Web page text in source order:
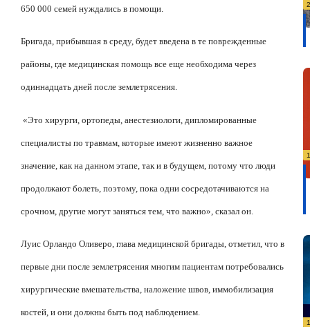
650 000 семей нуждались в помощи.
Бригада, прибывшая в среду, будет введена в те поврежденные
районы, где медицинская помощь все еще необходима через
одиннадцать дней после землетрясения.
«Это хирурги, ортопеды, анестезиологи, дипломированные
специалисты по травмам, которые имеют жизненно важное
значение, как на данном этапе, так и в будущем, потому что люди
продолжают болеть, поэтому, пока одни сосредотачиваются на
срочном, другие могут заняться тем, что важно», сказал он.
Луис Орландо Оливеро, глава медицинской бригады, отметил, что в
первые дни после землетрясения многим пациентам потребовались
хирургические вмешательства, наложение швов, иммобилизация
костей, и они должны быть под наблюдением.